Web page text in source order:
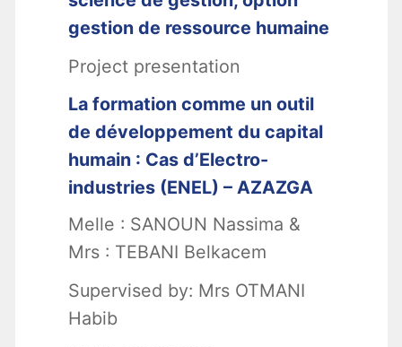
gestion de ressource humaine
Project presentation
La formation comme un outil
de développement du capital
humain : Cas d’Electro-
industries (ENEL) – AZAZGA
Melle : SANOUN Nassima &
Mrs : TEBANI Belkacem
Supervised by: Mrs OTMANI
Habib